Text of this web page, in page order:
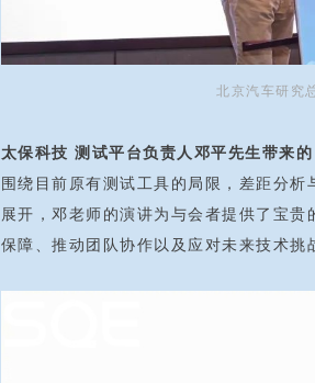
北京汽车研究
太保科技 测试平台负责人邓平先生带来
围绕目前原有测试工具的局限，差距分
展开，邓老师的演讲为与会者提供了宝
保障、推动团队协作以及应对未来技术挑